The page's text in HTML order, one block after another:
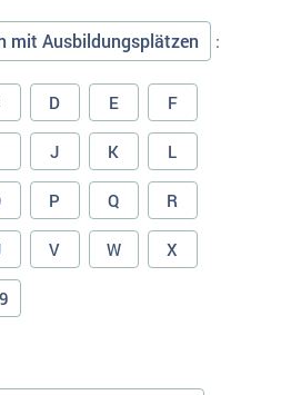
mit Ausbildungsplätzen :
D E F
J K L
P Q R
V W X